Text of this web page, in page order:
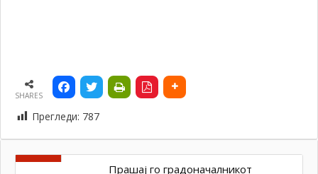
SHARES
Прегледи: 787
Прашај го градоначалникот